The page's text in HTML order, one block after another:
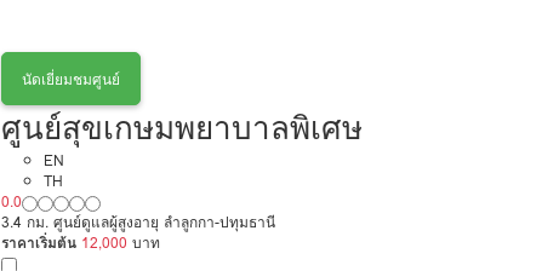
นัดเยี่ยมชมศูนย์
ศูนย์สุขเกษมพยาบาลพิเศษ
EN
TH
0.0
3.4 กม. ศูนย์ดูแลผู้สูงอายุ ลำลูกกา-ปทุมธานี
ราคาเริ่มต้น 12,000 บาท